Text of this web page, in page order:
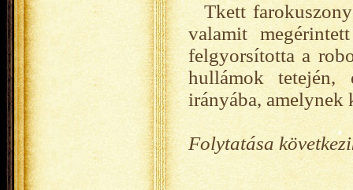
Tkett
valamit
felgyorsította a
hullámok tetején,
irányába, amelynek
Folytatása